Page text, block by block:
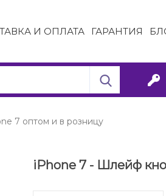
И ОПЛАТА ГАРАНТИЯ
7 оптом и в розницу
iPhone 7 - Шлейф